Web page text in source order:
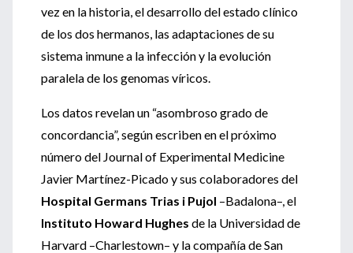
vez en la historia, el desarrollo del estado clínico
de los dos hermanos, las adaptaciones de su
sistema inmune a la infección y la evolución
paralela de los genomas víricos.
Los datos revelan un “asombroso grado de
concordancia”, según escriben en el próximo
número del Journal of Experimental Medicine
Javier Martínez-Picado y sus colaboradores del
Hospital Germans Trias i Pujol –Badalona–, el
Instituto Howard Hughes de la Universidad de
Harvard –Charlestown– y la compañía de San